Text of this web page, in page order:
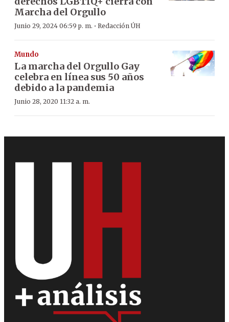
Marcha del Orgullo
Junio 29, 2024 06:59 p. m. · Redacción ÚH
Mundo
La marcha del Orgullo Gay
celebra en línea sus 50 años
debido a la pandemia
Junio 28, 2020 11:32 a. m.